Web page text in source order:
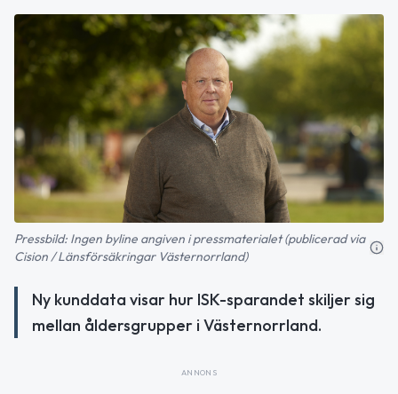
Pressbild: Ingen byline angiven i pressmaterialet (publicerad via
Cision / Länsförsäkringar Västernorrland)
Ny kunddata visar hur ISK-sparandet skiljer sig
mellan åldersgrupper i Västernorrland.
ANNONS